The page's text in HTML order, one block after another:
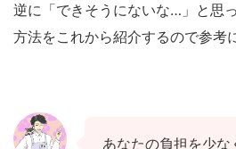
逆に「できそうにないな…」と思
方法をこれから紹介するので参考
あなたの負担を少